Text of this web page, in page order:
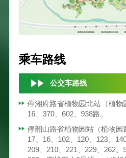
乘车路线
公交车路线
停湘府路省植物园北站（植物
16、370、602、938路。
停韶山路省植物园站（植物园
17、16、102、120、123、
209、210、221、229、262、